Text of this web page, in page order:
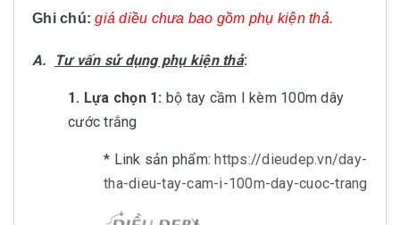
Ghi chú: giá diều chưa bao gồm phụ kiện thả.
A. Tư vấn sử dụng phụ kiện thả:
1. Lựa chọn 1: bộ tay cầm I kèm 100m dây
cước trắng
* Link sản phẩm:https://dieudep.vn/day-
tha-dieu-tay-cam-i-100m-day-cuoc-trang